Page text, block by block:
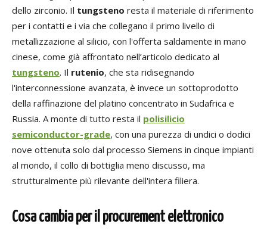
dello zirconio. Il tungsteno resta il materiale di riferimento
per i contatti e i via che collegano il primo livello di
metallizzazione al silicio, con l'offerta saldamente in mano
cinese, come già affrontato nell’articolo dedicato al
tungsteno. Il rutenio, che sta ridisegnando
l'interconnessione avanzata, è invece un sottoprodotto
della raffinazione del platino concentrato in Sudafrica e
Russia. A monte di tutto resta il polisilicio
semiconductor-grade, con una purezza di undici o dodici
nove ottenuta solo dal processo Siemens in cinque impianti
al mondo, il collo di bottiglia meno discusso, ma
strutturalmente più rilevante dell'intera filiera.
Cosa cambia per il procurement elettronico